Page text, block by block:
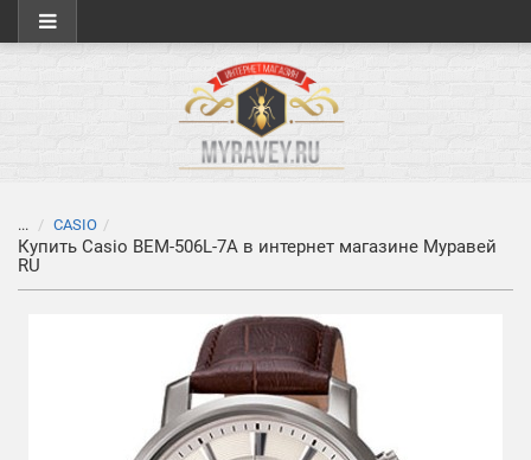
... CASIO
Купить Casio BEM-506L-7A в интернет магазине Муравей
RU